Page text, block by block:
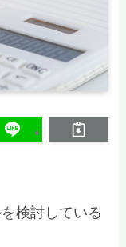
検討している